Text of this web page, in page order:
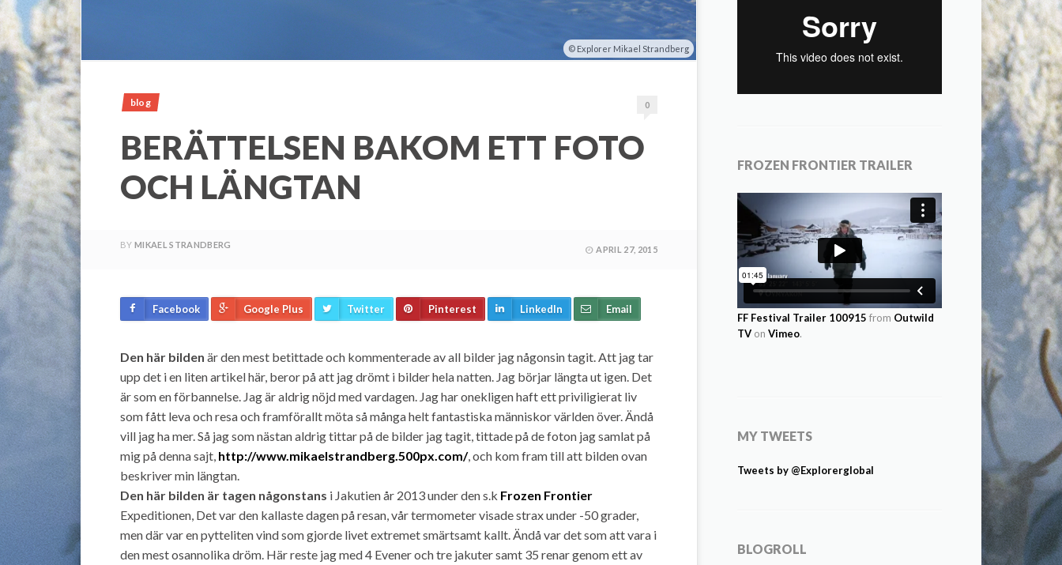
Explorer Mikael Strandberg
blog 0
BERÄTTELSEN BAKOM ETT FOTO
OCH LÄNGTAN
BY MIKAEL STRANDBERG APRIL 27, 2015
Facebook Google Plus Twitter Pinterest LinkedIn Email
Den här bilden är den mest betittade och kommenterade av all bilder jag någonsin tagit. Att jag tar
upp det i en liten artikel här, beror på att jag drömt i bilder hela natten. Jag börjar längta ut igen. Det
är som en förbannelse. Jag är aldrig nöjd med vardagen. Jag har onekligen haft ett priviligierat liv
som fått leva och resa och framförallt möta så många helt fantastiska människor världen över. Ändå
vill jag ha mer. Så jag som nästan aldrig tittar på de bilder jag tagit, tittade på de foton jag samlat på
mig på denna sajt, http://www.mikaelstrandberg.500px.com/, och kom fram till att bilden ovan
beskriver min längtan.
Den här bilden är tagen någonstans i Jakutien år 2013 under den s.k Frozen Frontier
Expeditionen, Det var den kallaste dagen på resan, vår termometer visade strax under -50 grader,
men där var en pytteliten vind som gjorde livet extremet smärtsamt kallt. Ändå var det som att vara i
den mest osannolika dröm. Här reste jag med 4 Evener och tre jakuter samt 35 renar genom ett av
FROZEN FRONTIER TRAILER
FF Festival Trailer 100915 from Outwild
TV on Vimeo.
MY TWEETS
Tweets by @Explorerglobal
BLOGROLL